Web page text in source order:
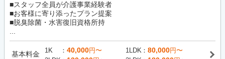
■スタッフ全員が介護事業経験者
■お客様に寄り添ったプラン提案
■脱臭除菌・水害復旧資格所持
基本料金 1K 40,000円〜 1LDK 80,000円〜